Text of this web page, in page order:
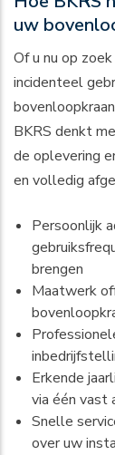
uw
Of u nu op
incidenteel
BKRS denkt
de oplevering
en volledig
Persoonlijk
brengen
Maatwerk
Erkende
via één vast
Snelle
over uw